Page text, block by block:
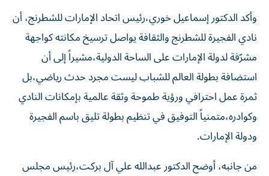
وأكد الدكتور إسماعيل خوري،رئيس اتحاد الإمارات للشطرنج، أن
نادي الفجيرة للشطرنج والثقافة يواصل ترسيخ مكانته كواجهة
مشرّفة لدولة الإمارات على الساحة الدولية،مشيراً إلى أن
استضافة بطولة العالم للشباب ليست مجرد حدث رياضي،بل
ثمرة عمل احترافي ورؤية طموحة وثقة عالمية بإمكانات النادي
وكوادره،متمنياً التوفيق في تنظيم بطولة تليق باسم الفجيرة
ودولة الإمارات.
من جانبه، أوضح الدكتور عبدالله علي آل بركت،رئيس مجلس